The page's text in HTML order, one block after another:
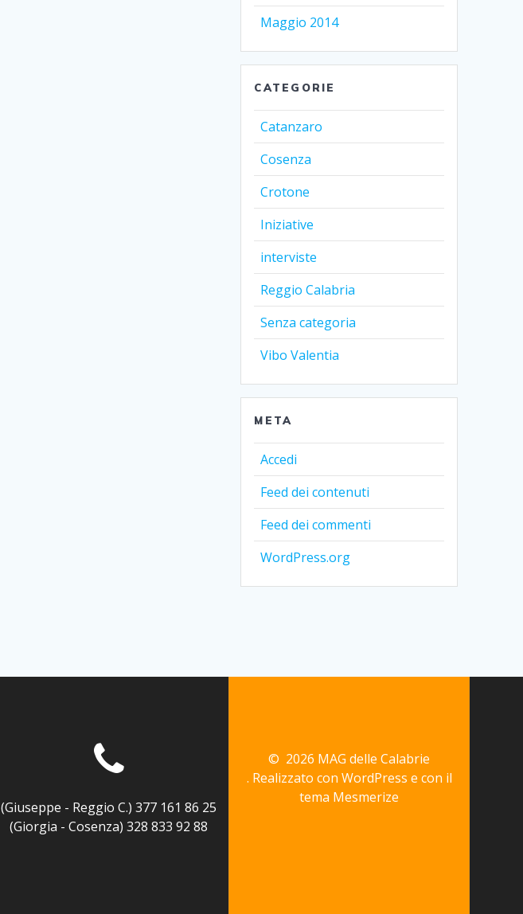
Maggio 2014
CATEGORIE
Catanzaro
Cosenza
Crotone
Iniziative
interviste
Reggio Calabria
Senza categoria
Vibo Valentia
META
Accedi
Feed dei contenuti
Feed dei commenti
WordPress.org
(Giuseppe - Reggio C.) 377 161 86 25
(Giorgia - Cosenza) 328 833 92 88
© 2026 MAG delle Calabrie
. Realizzato con WordPress e con il
tema Mesmerize